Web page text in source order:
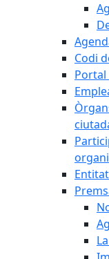
Codi